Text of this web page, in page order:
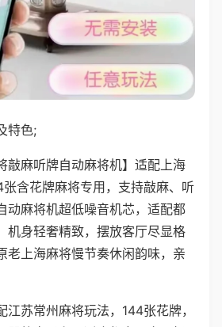
特色;
敲麻听牌自动麻将机】适配上海
含花牌麻将专用，支持敲麻、听
动麻将机超低噪音机芯，适配都
机身轻奢精致，摆放客厅尽显格
老上海麻将慢节奏休闲韵味，亲
江苏常州麻将玩法，144张花牌，